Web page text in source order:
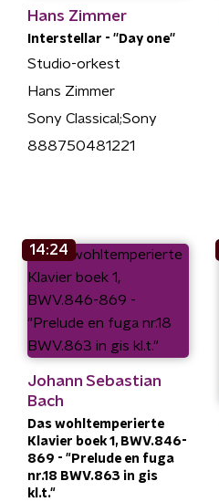
Hans Zimmer
Interstellar - ''Day one''
Studio-orkest
Hans Zimmer
Sony Classical;Sony
888750481221
14:24
Johann Sebastian
Bach
Das wohltemperierte
Klavier boek 1, BWV.846-
869 - "Prelude en fuga
nr.18 BWV.863 in gis
kl.t."